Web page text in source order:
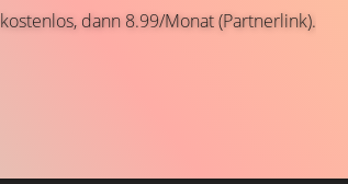
dann 8.99/Monat (Partnerlink).